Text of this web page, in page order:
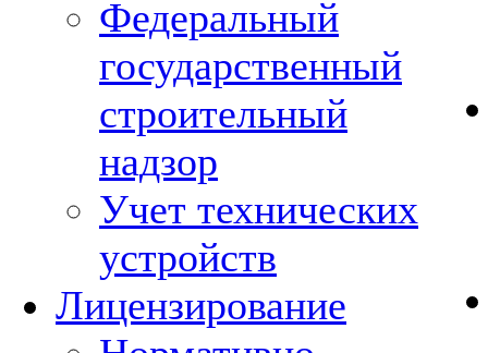
Федеральный
государственный
строительный
надзор
Учет технических
устройств
Лицензирование